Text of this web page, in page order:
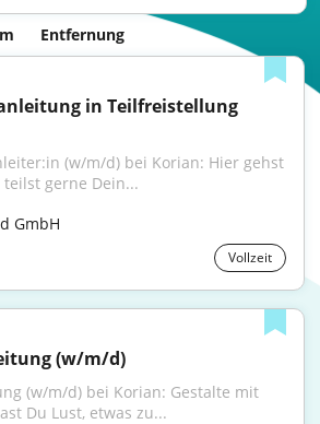
Entfernung
in Teilfreistellung
(w/m/d) bei Korian: Hier gehst
gerne Dein...
GmbH
Vollzeit
(w/m/d)
(w/m/d) bei Korian: Gestalte mit
Du Lust, etwas zu...